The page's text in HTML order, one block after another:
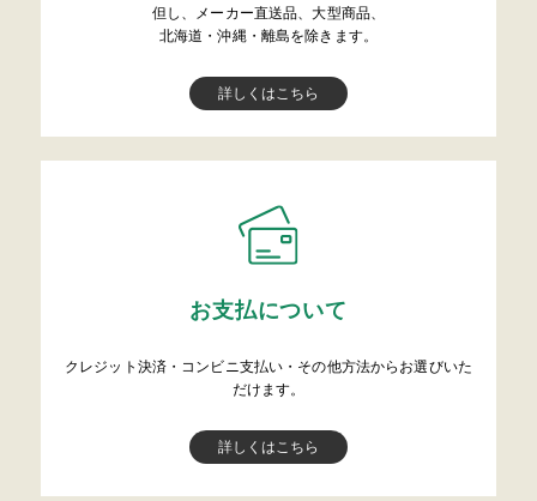
但し、メーカー直送品、大型商品、
北海道・沖縄・離島を除きます。
詳しくはこちら
お支払について
クレジット決済・コンビニ支払い・その他方法からお選びいた
だけます。
詳しくはこちら